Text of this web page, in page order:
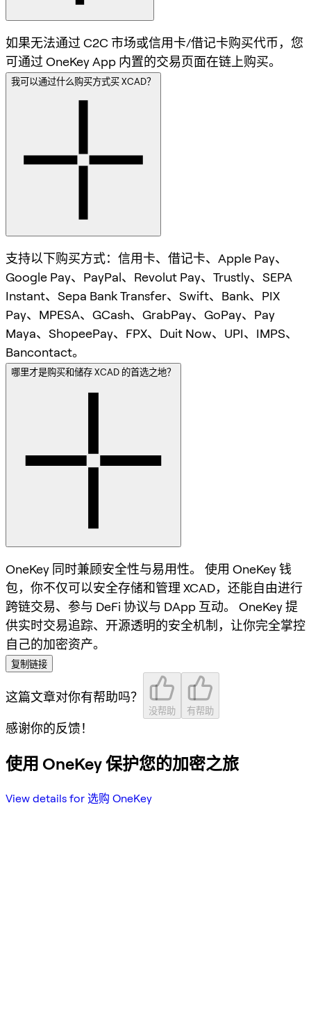
如果无法通过 C2C 市场或信用卡/借记卡购买代币，您
可通过 OneKey App 内置的交易页面在链上购买。
我可以通过什么购买方式买 XCAD？
支持以下购买方式：信用卡、借记卡、Apple Pay、
Google Pay、PayPal、Revolut Pay、Trustly、SEPA
Instant、Sepa Bank Transfer、Swift、Bank、PIX
Pay、MPESA、GCash、GrabPay、GoPay、Pay
Maya、ShopeePay、FPX、Duit Now、UPI、IMPS、
Bancontact。
哪里才是购买和储存 XCAD 的首选之地？
OneKey 同时兼顾安全性与易用性。 使用 OneKey 钱
包，你不仅可以安全存储和管理 XCAD，还能自由进行
跨链交易、参与 DeFi 协议与 DApp 互动。 OneKey 提
供实时交易追踪、开源透明的安全机制，让你完全掌控
自己的加密资产。
复制链接
这篇文章对你有帮助吗？
没帮助 有帮助
感谢你的反馈！
使用 OneKey 保护您的加密之旅
View details for 选购 OneKey